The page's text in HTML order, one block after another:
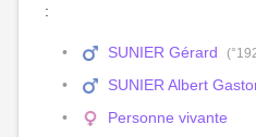
:
SUNIER Gérard
SUNIER Albert
Personne vivante